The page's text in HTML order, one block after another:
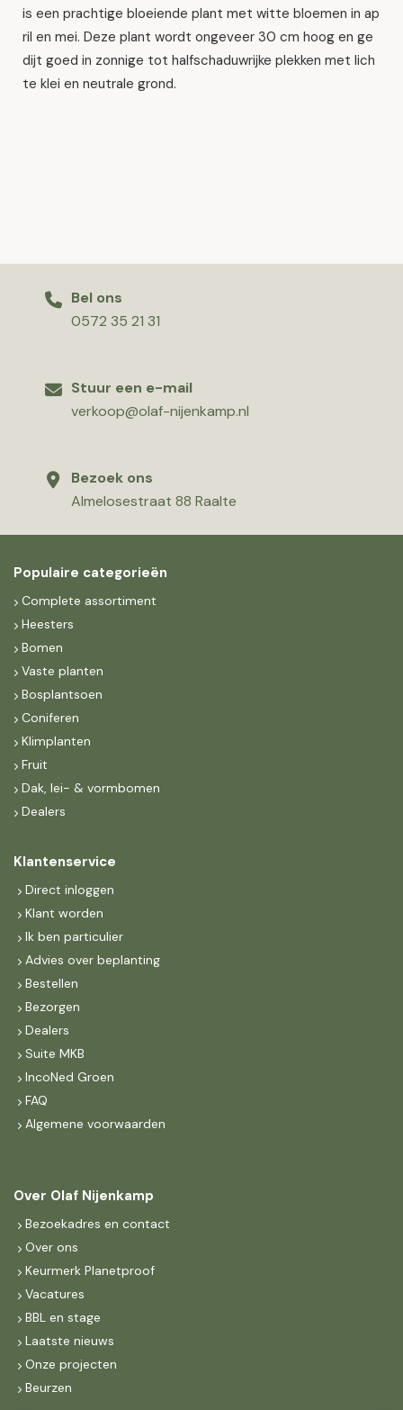
is een prachtige bloeiende plant met witte bloemen in ap
ril en mei. Deze plant wordt ongeveer 30 cm hoog en ge
dijt goed in zonnige tot halfschaduwrijke plekken met lich
te klei en neutrale grond.
Bel ons
0572 35 21 31
Stuur een e-mail
verkoop@olaf-nijenkamp.nl
Bezoek ons
Almelosestraat 88 Raalte
Populaire categorieën
Complete assortiment
Heesters
Bomen
Vaste planten
Bosplantsoen
Coniferen
Klimplanten
Fruit
Dak, lei- & vormbomen
Dealers
Klantenservice
Direct inloggen
Klant worden
Ik ben particulier
Advies over beplanting
Bestellen
Bezorgen
Dealers
Suite MKB
IncoNed Groen
FAQ
Algemene voorwaarden
Over Olaf Nijenkamp
Bezoekadres en contact
Over ons
Keurmerk Planetproof
Vacatures
BBL en stage
Laatste nieuws
Onze projecten
Beurzen